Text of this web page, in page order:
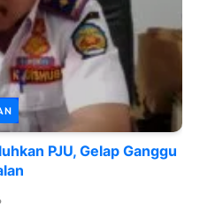
PJU, Gelap Ganggu